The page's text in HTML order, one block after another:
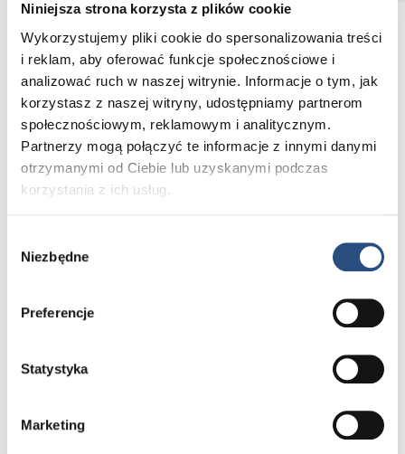
Niniejsza strona korzysta z plików cookie
Wykorzystujemy pliki cookie do spersonalizowania treści
i reklam, aby oferować funkcje społecznościowe i
analizować ruch w naszej witrynie. Informacje o tym, jak
korzystasz z naszej witryny, udostępniamy partnerom
społecznościowym, reklamowym i analitycznym.
Partnerzy mogą połączyć te informacje z innymi danymi
otrzymanymi od Ciebie lub uzyskanymi podczas
korzystania z ich usług.
zgody
Niezbędne
Preferencje
Statystyka
Marketing
TWÓJ ZAKRES OBOWIĄZKÓW:
sprawdzanie zgodności dostawy z dokumentami,
wprowadzanie dokumentów do systemu operacyjnego,
kompletowanie zamówień dla klientów,
właściwe składowanie i przechowywanie towarów w magazynie,
udział w szkoleniach wraz z podnoszeniem swoich kwalifikacji.
doświadczenie na podobnym stanowisku w branży motoryzacyjnej,
umiejętność pracy w zespole, wysoka kultura osobista i
otwartość na ciągłe doskonalenie swoich umiejętności.